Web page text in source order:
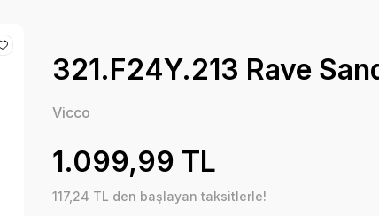
321.F24Y.213 Rave
Vicco
1.099,99 TL
117,24 TL den başlayan taksitlerle!